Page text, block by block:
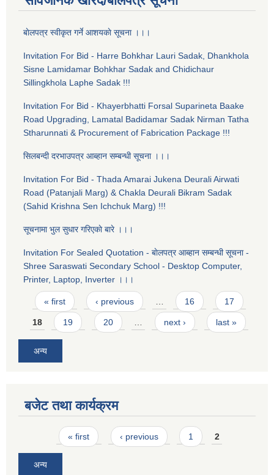
बाेलपत्र स्वीकृत गर्ने आशयकाे सूचना ।।।
Invitation For Bid - Harre Bohkhar Lauri Sadak, Dhankhola
Sisne Lamidamar Bohkhar Sadak and Chidichaur
Sillingkhola Laphe Sadak !!!
Invitation For Bid - Khayerbhatti Forsal Suparineta Baake
Road Upgrading, Lamatal Badidamar Sadak Nirman Tatha
Stharunnati & Procurement of Fabrication Package !!!
सिलबन्दी दरभाउपत्र आब्हान सम्बन्धी सूचना ।।।
Invitation For Bid - Thada Amarai Jukena Deurali Airwati
Road (Patanjali Marg) & Chakla Deurali Bikram Sadak
(Sahid Krishna Sen Ichchuk Marg) !!!
सूचनामा भुल सुधार गरिएकाे बारे ।।।
Invitation For Sealed Quotation - बाेलपत्र आब्हान सम्बन्धी सूचना -
Shree Saraswati Secondary School - Desktop Computer,
Printer, Laptop, Inverter ।।।
Pages
« first ‹ previous … 16 17
18 19 20 … next › last »
अन्य
बजेट तथा कार्यक्रम
Pages« first ‹ previous 1 2
अन्य